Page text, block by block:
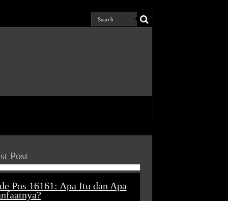
Post
Pos 16161: Apa Itu dan Apa